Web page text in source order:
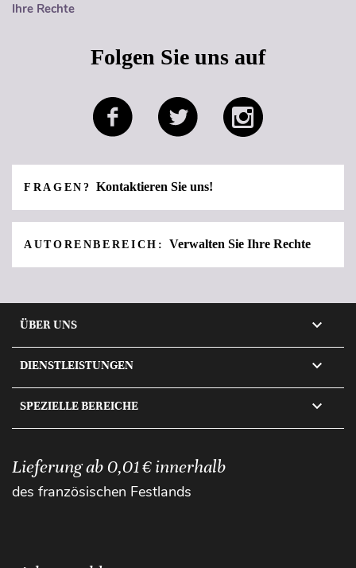
Ihre Rechte
Folgen Sie uns auf
FRAGEN?Kontaktieren Sie uns!
AUTORENBEREICH: Verwalten Sie Ihre Rechte
ÜBER UNS 
DIENSTLEISTUNGEN 
SPEZIELLE BEREICHE 
Lieferung ab 0,01 € innerhalb
des französischen Festlands